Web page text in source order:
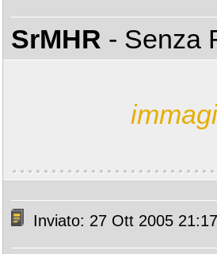
SrMHR - Senza
Inviato: 27 Ott 2005 21:17